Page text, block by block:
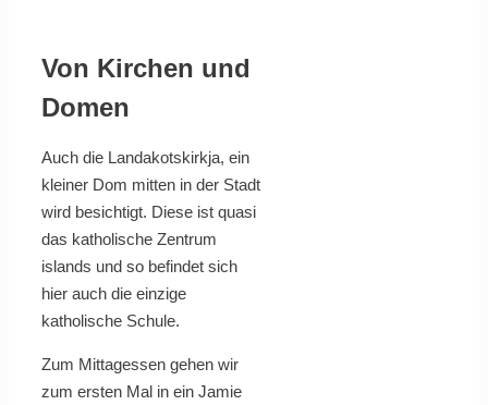
Von Kirchen und
Domen
Auch die Landakotskirkja, ein
kleiner Dom mitten in der Stadt
wird besichtigt. Diese ist quasi
das katholische Zentrum
islands und so befindet sich
hier auch die einzige
katholische Schule.
Zum Mittagessen gehen wir
zum ersten Mal in ein Jamie